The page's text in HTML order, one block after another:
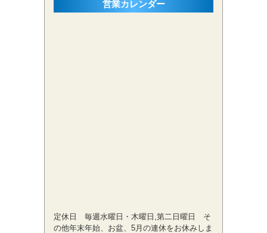
営業カレンダー
定休日 毎週水曜日・木曜日,第二日曜日 そ
の他年末年始、お盆、5月の連休をお休みしま